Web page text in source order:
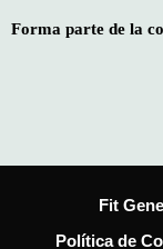
Forma parte de la
Fit
Política de